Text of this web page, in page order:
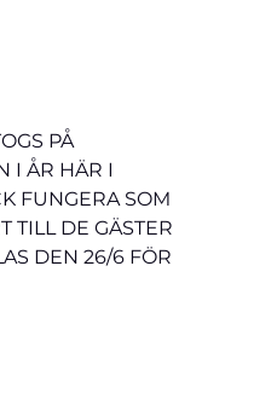
PÅ
I ÅR HÄR I
FUNGERA SOM
TILL DE GÄSTER
DEN 26/6 FÖR